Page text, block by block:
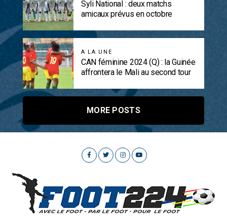
Syli National : deux matchs
amicaux prévus en octobre
A LA UNE
CAN féminine 2024 (Q) : la Guinée
affrontera le Mali au second tour
MORE POSTS